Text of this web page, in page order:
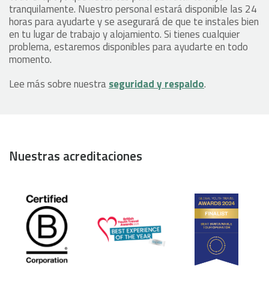
tranquilamente. Nuestro personal estará disponible las 24
horas para ayudarte y se asegurará de que te instales bien
en tu lugar de trabajo y alojamiento. Si tienes cualquier
problema, estaremos disponibles para ayudarte en todo
momento.
Lee más sobre nuestraseguridad y respaldo.
Nuestras acreditaciones